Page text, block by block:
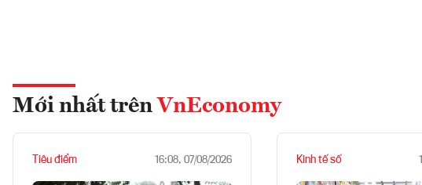
Mới nhất trên VnEconomy
Tiêu điểm 16:08, 07/08/2026 Kinh tế số